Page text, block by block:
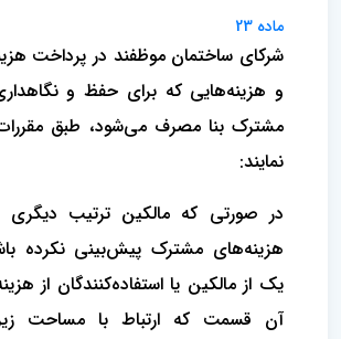
ماده 23
شرکای ساختمان موظفند در پرداخت
و هزینه‌هایی که برای حفظ و
مشترک‌ بنا مصرف می‌شود، طبق
نمایند:
در صورتی که مالکین ترتیب دیگری
هزینه‌های‌ مشترک پیش‌بینی نکرده
یک از مالکین یا استفاده‌کنندگان از
آن قسمت که ارتباط با مساحت‌